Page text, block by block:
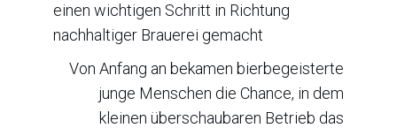
einen wichtigen Schritt in Richtung
nachhaltiger Brauerei gemacht
Von Anfang an bekamen bierbegeisterte
junge Menschen die Chance, in dem
kleinen überschaubaren Betrieb das